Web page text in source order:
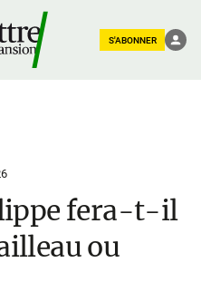
S'ABONNER
fera-t-il
ou